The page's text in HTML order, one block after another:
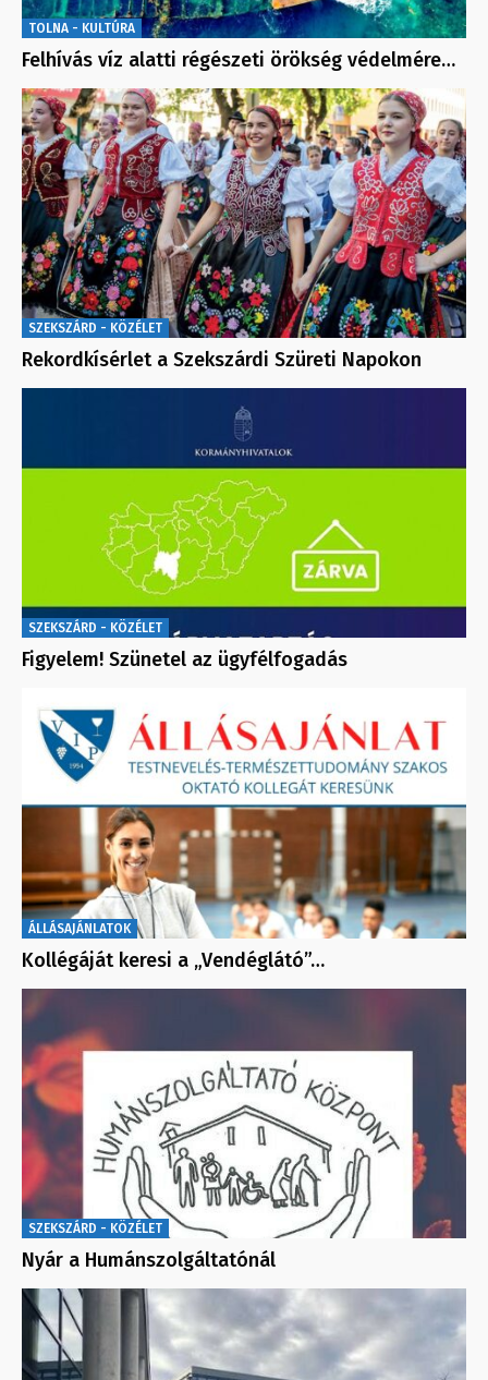
TOLNA - KULTÚRA
Felhívás víz alatti régészeti örökség védelmére…
SZEKSZÁRD - KÖZÉLET
Rekordkísérlet a Szekszárdi Szüreti Napokon
SZEKSZÁRD - KÖZÉLET
Figyelem! Szünetel az ügyfélfogadás
ÁLLÁSAJÁNLATOK
Kollégáját keresi a „Vendéglátó”…
SZEKSZÁRD - KÖZÉLET
Nyár a Humánszolgáltatónál